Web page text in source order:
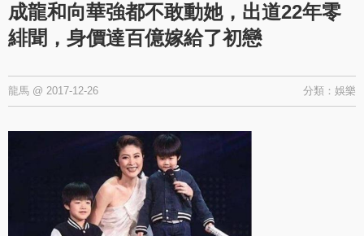
成龍和向華強都不敢動她，出道22年零
緋聞，身價達百億嫁給了初戀
分類： 娛樂
龍馬 @ 2017-12-26